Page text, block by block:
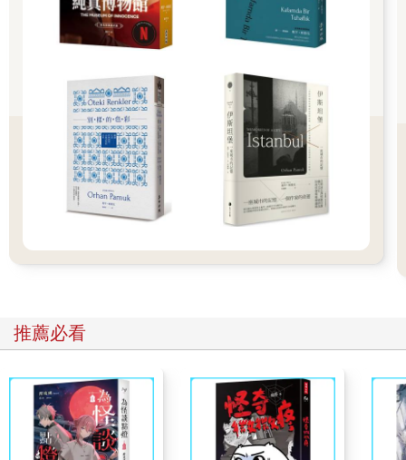
坐起身體離開床鋪後，我立刻翻開擺在桌上的行事曆來看。
下這個清單，從那時到高二的現在，早上確認清單是我每天必做
每年買新的行事曆時，內容當然也會稍微有點改變。
乍看之下很像「待辦事項清單」，但沒有那麼嚴肅。把每天的事
情到將來的夢想等等，想到什麼寫什麼，是我每天生活中的「不
能遺忘清單」。
早上起床後，把每一條讀進腦袋裡，就能讓我產生「今天也要加
油」的心情。
「今天放學後去找順江奶奶吧。」
以有種好久沒見的感覺。
八糟的情緒徹底清空。放學後就馬上去順江奶奶家，幫她整理那
些不知名的花卉，在緣廊邊一起喝茶。好想把現在懷抱的所有心
情全部對順江奶奶吐露。
接著，順江奶奶大概會如此問我吧：
──「妳認為，怎麼做才不會後悔呢？」
推薦必看